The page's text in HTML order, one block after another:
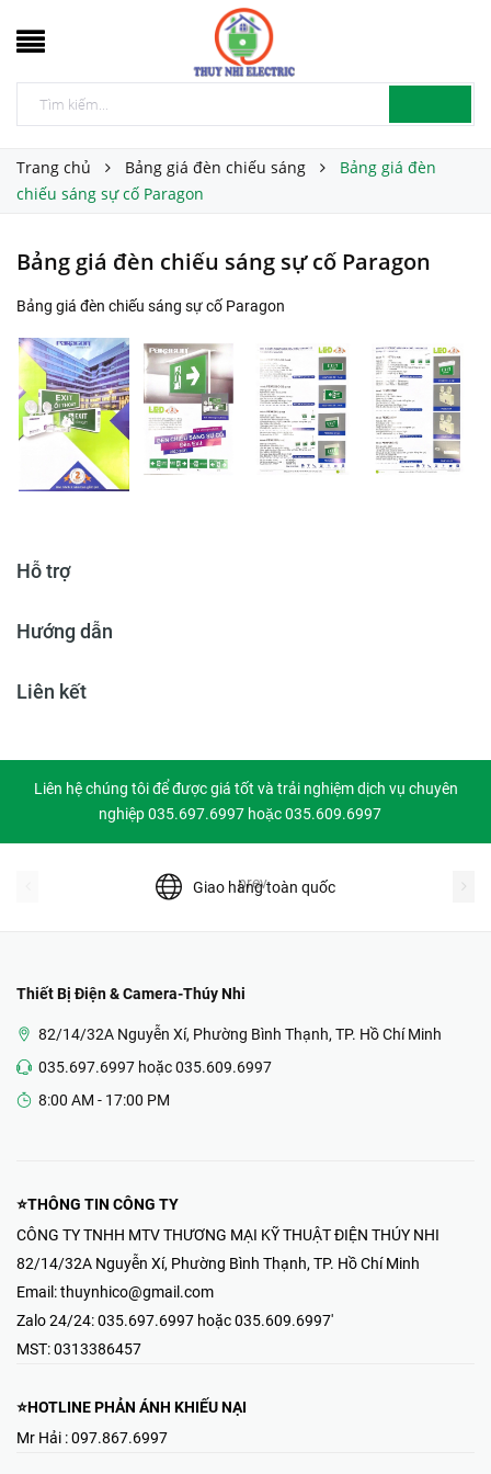
Trang chủ Bảng giá đèn chiếu sáng
Bảng giá đèn
chiếu sáng sự cố Paragon
Bảng giá đèn chiếu sáng sự cố Paragon
Bảng giá đèn chiếu sáng sự cố Paragon
Hỗ trợ
Hướng dẫn
Liên kết
Liên hệ chúng tôi để được giá tốt và trải nghiệm dịch vụ chuyên
nghiệp 035.697.6997 hoặc 035.609.6997
Giao hàng toàn quốc
prev
Thiết Bị Điện & Camera-Thúy Nhi
82/14/32A Nguyễn Xí, Phường Bình Thạnh, TP. Hồ Chí Minh
035.697.6997 hoặc 035.609.6997
8:00 AM - 17:00 PM
⭐THÔNG TIN CÔNG TY
CÔNG TY TNHH MTV THƯƠNG MẠI KỸ THUẬT ĐIỆN THÚY NHI
82/14/32A Nguyễn Xí, Phường Bình Thạnh, TP. Hồ Chí Minh
Email:thuynhico@gmail.com
Zalo 24/24:035.697.6997 hoặc 035.609.6997'
MST:0313386457
⭐HOTLINE PHẢN ÁNH KHIẾU NẠI
Mr Hải : 097.867.6997